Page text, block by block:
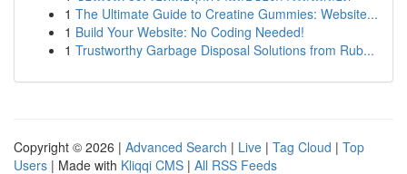
1 The Ultimate Guide to Creatine Gummies: Website...
1 Build Your Website: No Coding Needed!
1 Trustworthy Garbage Disposal Solutions from Rub...
Copyright © 2026 | Advanced Search | Live | Tag Cloud | Top
Users | Made with Kliqqi CMS | All RSS Feeds